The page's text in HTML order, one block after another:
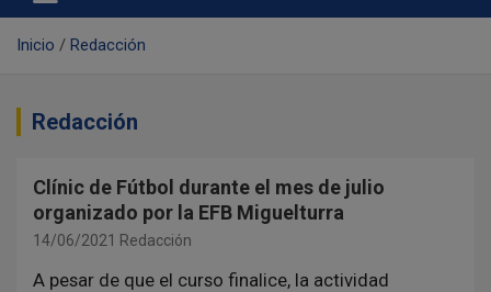
t
Inicio Redacción
Redacción
Clínic de Fútbol durante el mes de julio
organizado por la EFB Miguelturra
14/06/2021 Redacción
A pesar de que el curso finalice, la actividad